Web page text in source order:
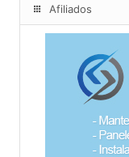
Afiliados